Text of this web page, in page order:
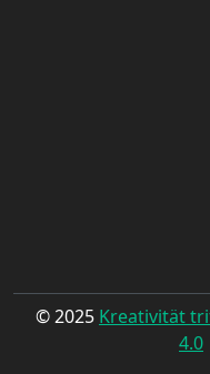
© 2025 Kreativität
4.0